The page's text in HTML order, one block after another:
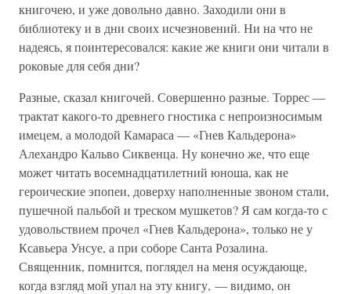
книгочею, и уже довольно давно. Заходили они в
библиотеку и в дни своих исчезновений. Ни на что не
надеясь, я поинтересовался: какие же книги они читали в
роковые для себя дни?
Разные, сказал книгочей. Совершенно разные. Торрес —
трактат какого-то древнего гностика с непроизносимым
имецем, а молодой Камараса — «Гнев Кальдерона»
Алехандро Кальво Сиквенца. Ну конечно же, что еще
может читать восемнадцатилетний юноша, как не
героические эпопеи, доверху наполненные звоном стали,
пушечной пальбой и треском мушкетов? Я сам когда-то с
удовольствием прочел «Гнев Кальдерона», только не у
Ксавьера Унсуе, а при соборе Санта Розалина.
Священник, помнится, поглядел на меня осуждающе,
когда взгляд мой упал на эту книгу, — видимо, он